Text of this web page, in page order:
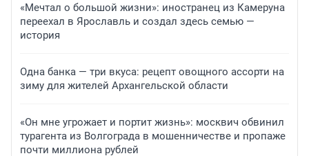
«Мечтал о большой жизни»: иностранец из Камеруна
переехал в Ярославль и создал здесь семью —
история
Одна банка — три вкуса: рецепт овощного ассорти на
зиму для жителей Архангельской области
«Он мне угрожает и портит жизнь»: москвич обвинил
турагента из Волгограда в мошенничестве и пропаже
почти миллиона рублей